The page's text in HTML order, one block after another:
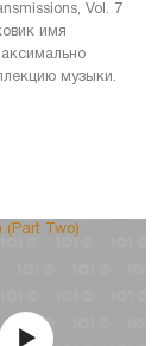
Vol. 7
имя
музыки.